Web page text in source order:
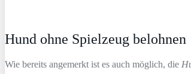
Hund ohne Spielzeug belohnen
Wie bereits angemerkt ist es auch möglich, die